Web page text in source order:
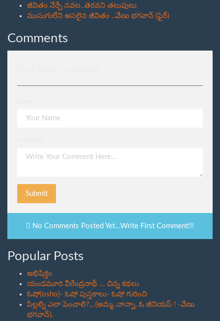
జీవితం నేర్పే నవల..తెరవని తలుపులు
ముసుగులేని అసలైన జీవితం ..వేణు భగవాన్ (ఫైర్)
Comments
Submit
No Comments Posted Yet...Write First Comment!!!
Popular Posts
అభిషిక్తం
యండమూరి వీరేంద్రనాథ్ ... చిన్న కథలు
ఓషో(osho)- ఓషో పుస్తకాలు- ఓషో గురించి
పిల్లల్ని ఎలా పెంచాలి?...(అమ్మ..నాన్నా..ఓ జీనియస్ ! -వేణు
భగవాన్).